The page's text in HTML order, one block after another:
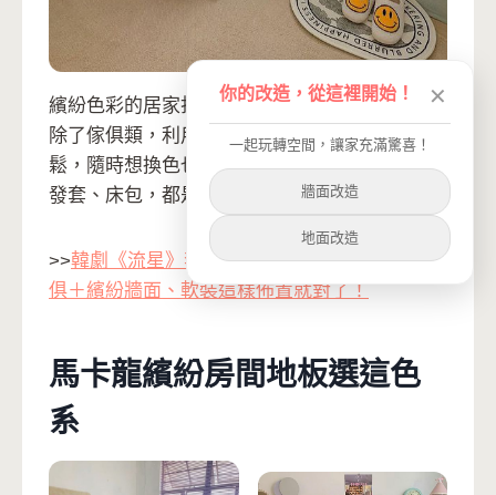
繽紛色彩的居家打造，充滿奇幻與幻想的空間，
除了傢俱類，利用多色軟裝改變空間最快速、輕
鬆，隨時想換色也可以，地毯、海報、抱枕、沙
發套、床包，都是好選擇！
>>韓劇《流星》李聖經同款超美客餐廳 木質傢
俱＋繽紛牆面、軟裝這樣佈置就對了！
馬卡龍繽紛房間地板選這色
系
你的改造，從這裡開始！ ✕
一起玩轉空間，讓家充滿驚喜！
牆面改造
地面改造